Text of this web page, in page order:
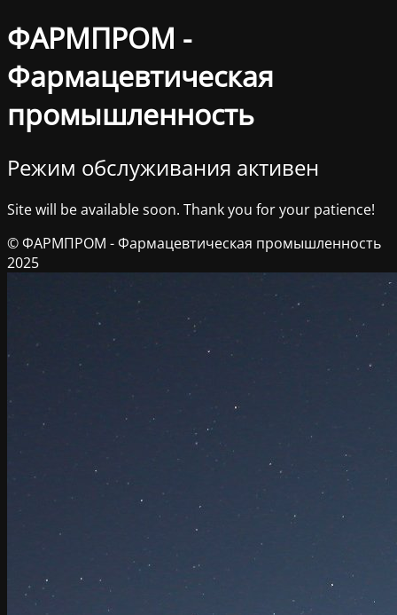
ФАРМПРОМ -
Фармацевтическая
промышленность
Режим обслуживания активен
Site will be available soon. Thank you for your patience!
© ФАРМПРОМ - Фармацевтическая промышленность
2025